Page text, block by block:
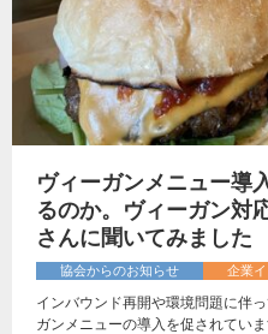
ヴィーガンメニュー導
るのか。ヴィーガン対
さんに聞いてみました
協会からのお知らせ 企業
インバウンド再開や環境問題に伴
ガンメニューの導入を促されてい